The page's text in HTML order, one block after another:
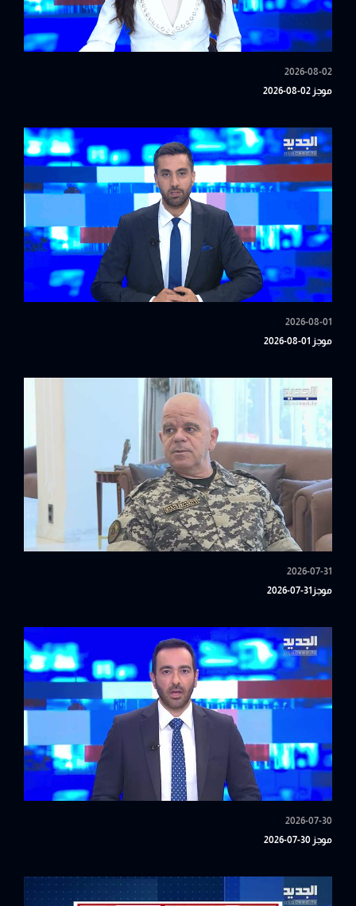
2026-08-02
موجز 02-08-2026
2026-08-01
موجز 01-08-2026
2026-07-31
موجز31-07-2026
2026-07-30
موجز 30-07-2026